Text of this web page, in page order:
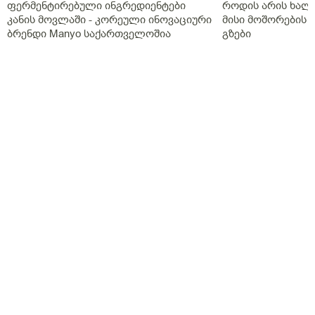
ფერმენტირებული ინგრედიენტები
კანის მოვლაში - კორეული ინოვაციური
ბრენდი Manyo საქართველოშია
როდის არის
მისი მოშორების
გზები